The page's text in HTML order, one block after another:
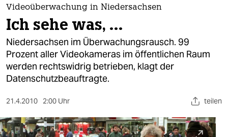
themen
politik
öko
gesellschaft
kultur
sport
Videoüberwachung in Niedersachsen
Ich sehe was, …
Niedersachsen im Überwachungsrausch. 99
Prozent aller Videokameras im öffentlichen Raum
werden rechtswidrig betrieben, klagt der
Datenschutzbeauftragte.
21.4.2010 2:00 Uhr teilen